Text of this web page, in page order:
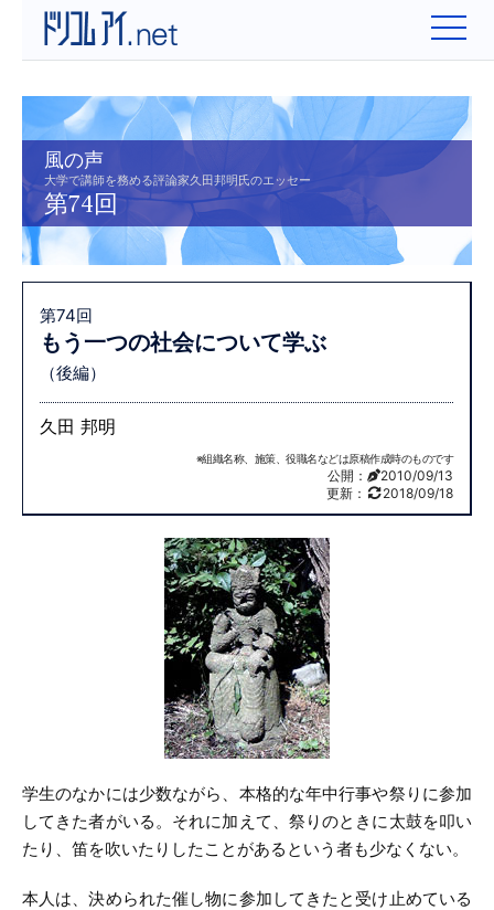
風の声
大学で講師を務める評論家久田邦明氏のエッセー
第74回
第74回
もう一つの社会について学ぶ
（後編）
久田 邦明
※組織名称、施策、役職名などは原稿作成時のものです
公開：
2010/09/13
更新：
2018/09/18
学生のなかには少数ながら、本格的な年中行事や祭りに参加
してきた者がいる。それに加えて、祭りのときに太鼓を叩い
たり、笛を吹いたりしたことがあるという者も少なくない。
本人は、決められた催し物に参加してきたと受け止めている